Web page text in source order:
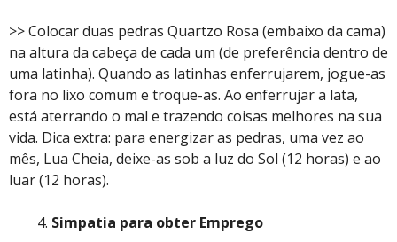
>> Colocar duas pedras Quartzo Rosa (embaixo da cama)
na altura da cabeça de cada um (de preferência dentro de
uma latinha). Quando as latinhas enferrujarem, jogue-as
fora no lixo comum e troque-as. Ao enferrujar a lata,
está aterrando o mal e trazendo coisas melhores na sua
vida. Dica extra: para energizar as pedras, uma vez ao
mês, Lua Cheia, deixe-as sob a luz do Sol (12 horas) e ao
luar (12 horas).
Simpatia para obter Emprego